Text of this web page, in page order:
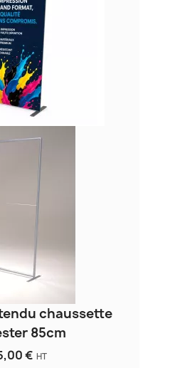
chaussette
85cm
€ HT